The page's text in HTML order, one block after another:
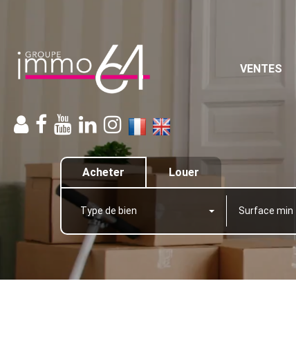
VENTES
Acheter Louer
Type de bien